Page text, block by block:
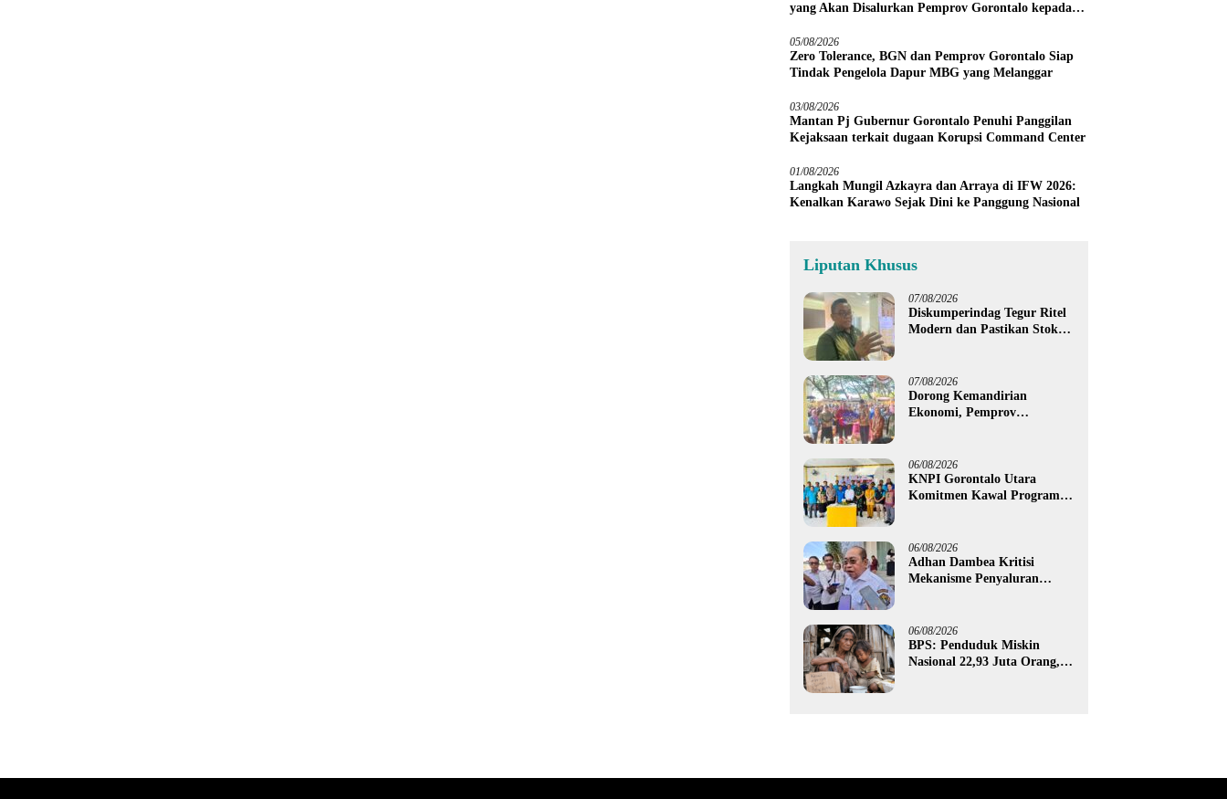
yang Akan Disalurkan Pemprov Gorontalo kepada
05/08/2026
Zero Tolerance, BGN dan Pemprov Gorontalo Siap
Tindak Pengelola Dapur MBG yang Melanggar
03/08/2026
Mantan Pj Gubernur Gorontalo Penuhi Panggilan
Kejaksaan terkait dugaan Korupsi Command Center
01/08/2026
Langkah Mungil Azkayra dan Arraya di IFW 2026:
Kenalkan Karawo Sejak Dini ke Panggung Nasional
Liputan Khusus
07/08/2026
Diskumperindag Tegur Ritel
Modern dan Pastikan Stok
07/08/2026
Dorong Kemandirian
Ekonomi, Pemprov
untuk 395 Pelaku Usaha
06/08/2026
KNPI Gorontalo Utara
Komitmen Kawal Program
06/08/2026
Adhan Dambea Kritisi
Mekanisme Penyaluran
06/08/2026
BPS: Penduduk Miskin
Nasional 22,93 Juta Orang,